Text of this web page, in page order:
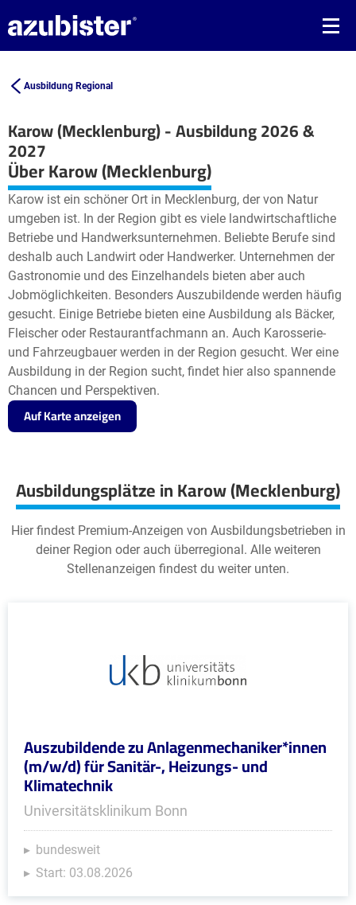
Ausbildung Regional
Karow (Mecklenburg) - Ausbildung 2026 &
2027
+
−
Über Karow (Mecklenburg)
Karow ist ein schöner Ort in Mecklenburg, der von Natur
umgeben ist. In der Region gibt es viele landwirtschaftliche
Betriebe und Handwerksunternehmen. Beliebte Berufe sind
deshalb auch Landwirt oder Handwerker. Unternehmen der
Gastronomie und des Einzelhandels bieten aber auch
Jobmöglichkeiten. Besonders Auszubildende werden häufig
gesucht. Einige Betriebe bieten eine Ausbildung als Bäcker,
Fleischer oder Restaurantfachmann an. Auch Karosserie-
und Fahrzeugbauer werden in der Region gesucht. Wer eine
Ausbildung in der Region sucht, findet hier also spannende
Chancen und Perspektiven.
Auf Karte anzeigen
Ausbildungsplätze in Karow (Mecklenburg)
Hier findest Premium-Anzeigen von Ausbildungsbetrieben in
deiner Region oder auch überregional. Alle weiteren
Stellenanzeigen findest du weiter unten.
Auszubildende zu Anlagenmechaniker*innen
(m/w/d) für Sanitär-, Heizungs- und
Klimatechnik
Universitätsklinikum Bonn
bundesweit
Start: 03.08.2026